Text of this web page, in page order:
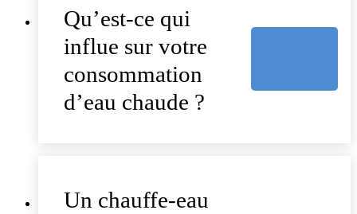
Qu’est-ce qui
influe sur votre
consommation
d’eau chaude ?
Un chauffe-eau